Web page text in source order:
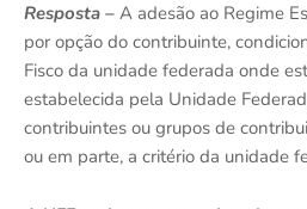
Resposta – A adesão ao Regime
por opção do contribuinte,
Fisco da unidade federada onde
estabelecida pela Unidade
contribuintes ou grupos de
ou em parte, a critério da unidade